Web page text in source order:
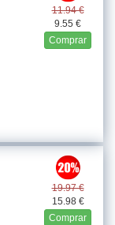
11.94 €
9.55 €
Comprar
19.97 €
15.98 €
Comprar